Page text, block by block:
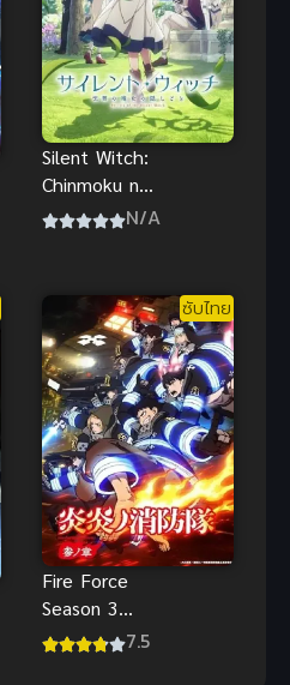
Silent Witch:
Chinmoku no
Majo no
ความลับของ
แม่มดแห่ง
ความเงียบ
N/A
ซับไทย
Fire Force
Season 3
หน่วยผจญคน
7.5